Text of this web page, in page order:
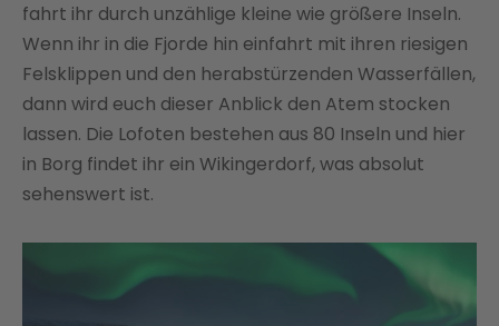
fahrt ihr durch unzählige kleine wie größere Inseln.
Wenn ihr in die Fjorde hin einfahrt mit ihren riesigen
Felsklippen und den herabstürzenden Wasserfällen,
dann wird euch dieser Anblick den Atem stocken
lassen. Die Lofoten bestehen aus 80 Inseln und hier
in Borg findet ihr ein Wikingerdorf, was absolut
sehenswert ist.